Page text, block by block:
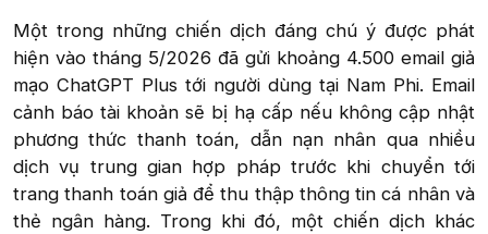
Một trong những chiến dịch đáng chú ý được phát
hiện vào tháng 5/2026 đã gửi khoảng 4.500 email giả
mạo ChatGPT Plus tới người dùng tại Nam Phi. Email
cảnh báo tài khoản sẽ bị hạ cấp nếu không cập nhật
phương thức thanh toán, dẫn nạn nhân qua nhiều
dịch vụ trung gian hợp pháp trước khi chuyển tới
trang thanh toán giả để thu thập thông tin cá nhân và
thẻ ngân hàng. Trong khi đó, một chiến dịch khác